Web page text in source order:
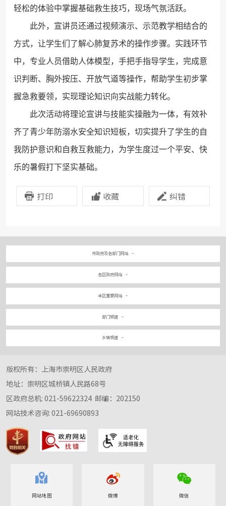
轻松的体验中掌握基础救生技巧，现场气氛活跃。
此外，宣讲员还通过视频演示、示范教学相结合的
方式，让学生们了解心肺复苏术的操作步骤。实践环节
中，专业人员借助人体模型，手把手指导学生，完成意
识判断、胸外按压、开放气道等操作，帮助学生初步掌
握急救要领，实现理论知识向实战能力转化。
此次活动将理论宣讲与技能实操融为一体，有效补
齐了青少年防溺水安全知识短板，切实提升了学生的自
我防护意识和自救互救能力，为学生度过一个平安、快
乐的暑假打下坚实基础。
打印 收藏 纠错
市政府及各部门网站
各区政府网站
本区重要网站
部门频道
乡镇频道
版权所有：上海市崇明区人民政府
地址：崇明区城桥镇人民路68号
区政府总机: 021-59622324 邮编：202150
网站技术咨询: 021-69690893
网站地图 微博 微信